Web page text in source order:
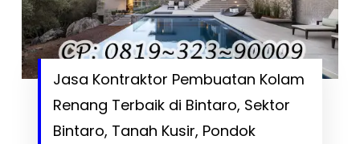
Jasa Kontraktor Pembuatan Kolam
Renang Terbaik di Bintaro, Sektor
Bintaro, Tanah Kusir, Pondok